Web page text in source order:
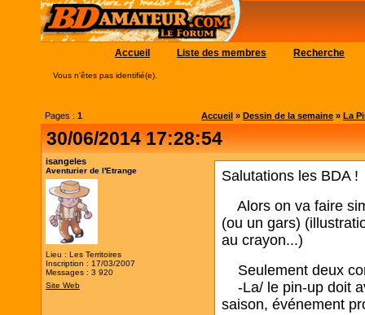
Accueil Liste des membres Recherche
Vous n'êtes pas identifié(e).
Pages : 1 Accueil » Dessin de la semaine » La
30/06/2014 17:28:54
isangeles
Aventurier de l'Etrange
Lieu : Les Territoires
Inscription : 17/03/2007
Messages : 3 920
Site Web
Salutations les BDA !
Alors on va faire
(ou un gars)
au crayon...)
Seulement deux
-La/ le pin-up doit
saison, événement